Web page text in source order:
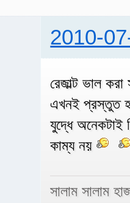
2010-
রেজাল্ট ভাল
এখনই প্রস্তুত
যুদ্ধে অনেকটাই
কাম্য নয়
সালাম সালাম